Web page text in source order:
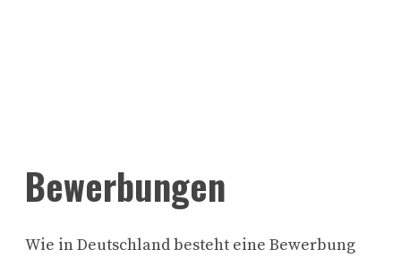
Bewerbungen
Wie in Deutschland besteht eine Bewerbung